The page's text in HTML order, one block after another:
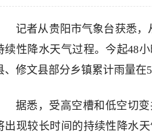
记者从贵阳市气象台获悉，
续性降水天气过程。今起48
、修文县部分乡镇累计雨量在
据悉，受高空槽和低空切
出现较长时间的持续性降水